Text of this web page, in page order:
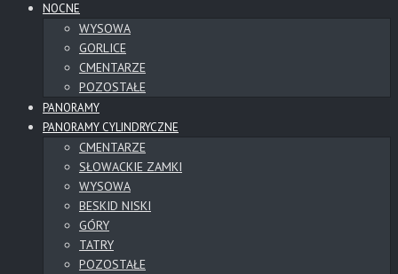
NOCNE
WYSOWA
GORLICE
CMENTARZE
POZOSTAŁE
PANORAMY
PANORAMY CYLINDRYCZNE
CMENTARZE
SŁOWACKIE ZAMKI
WYSOWA
BESKID NISKI
GÓRY
TATRY
POZOSTAŁE